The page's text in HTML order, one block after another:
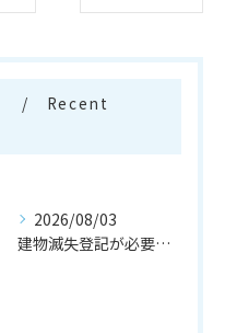
Recent
2026/08/03
建物滅失登記が必要なケースとは